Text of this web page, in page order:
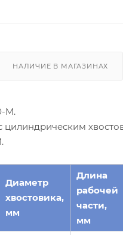
НАЛИЧИЕ В МАГАЗИНАХ
M.
цилиндрическим
Диаметр
хвостовика,
мм
Длина
рабочей
части,
мм